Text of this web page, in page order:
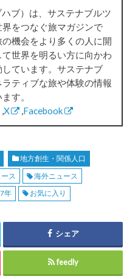
ブ）は、サステナブルツ
をつなぐ旅マガジンで
機会をより多くの人に開
て世界を明るい方に向かわ
ています。サステナブ
ラティブな旅や体験の情報
す。
,X ,Facebook
地方創生・関係人口
ス
海外ニュース
年 お気に入り
シェア
feedly